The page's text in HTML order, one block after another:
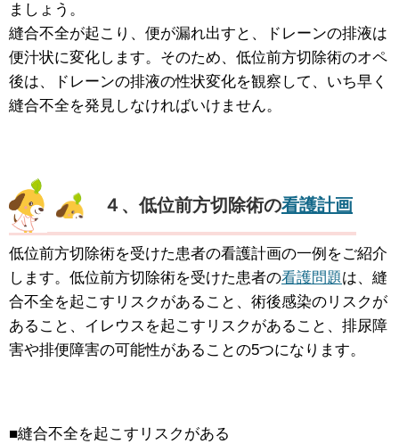
ましょう。
縫合不全が起こり、便が漏れ出すと、ドレーンの排液は
便汁状に変化します。そのため、低位前方切除術のオペ
後は、ドレーンの排液の性状変化を観察して、いち早く
縫合不全を発見しなければいけません。
４、低位前方切除術の看護計画
低位前方切除術を受けた患者の看護計画の一例をご紹介
します。低位前方切除術を受けた患者の看護問題は、縫
合不全を起こすリスクがあること、術後感染のリスクが
あること、イレウスを起こすリスクがあること、排尿障
害や排便障害の可能性があることの5つになります。
■縫合不全を起こすリスクがある